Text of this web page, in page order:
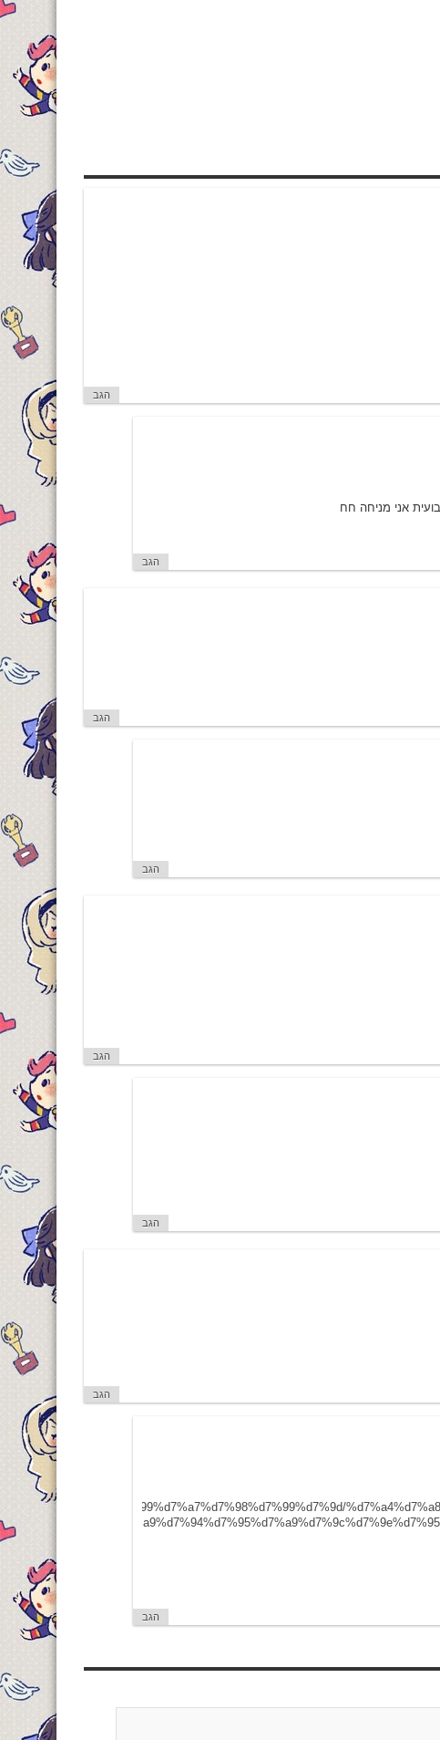
הגב
אני מניחה חח
הגב
הגב
הגב
הגב
הגב
הגב
הגב